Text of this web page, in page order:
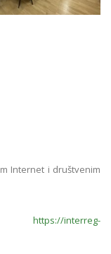
Internet i društvenim
https://interreg-